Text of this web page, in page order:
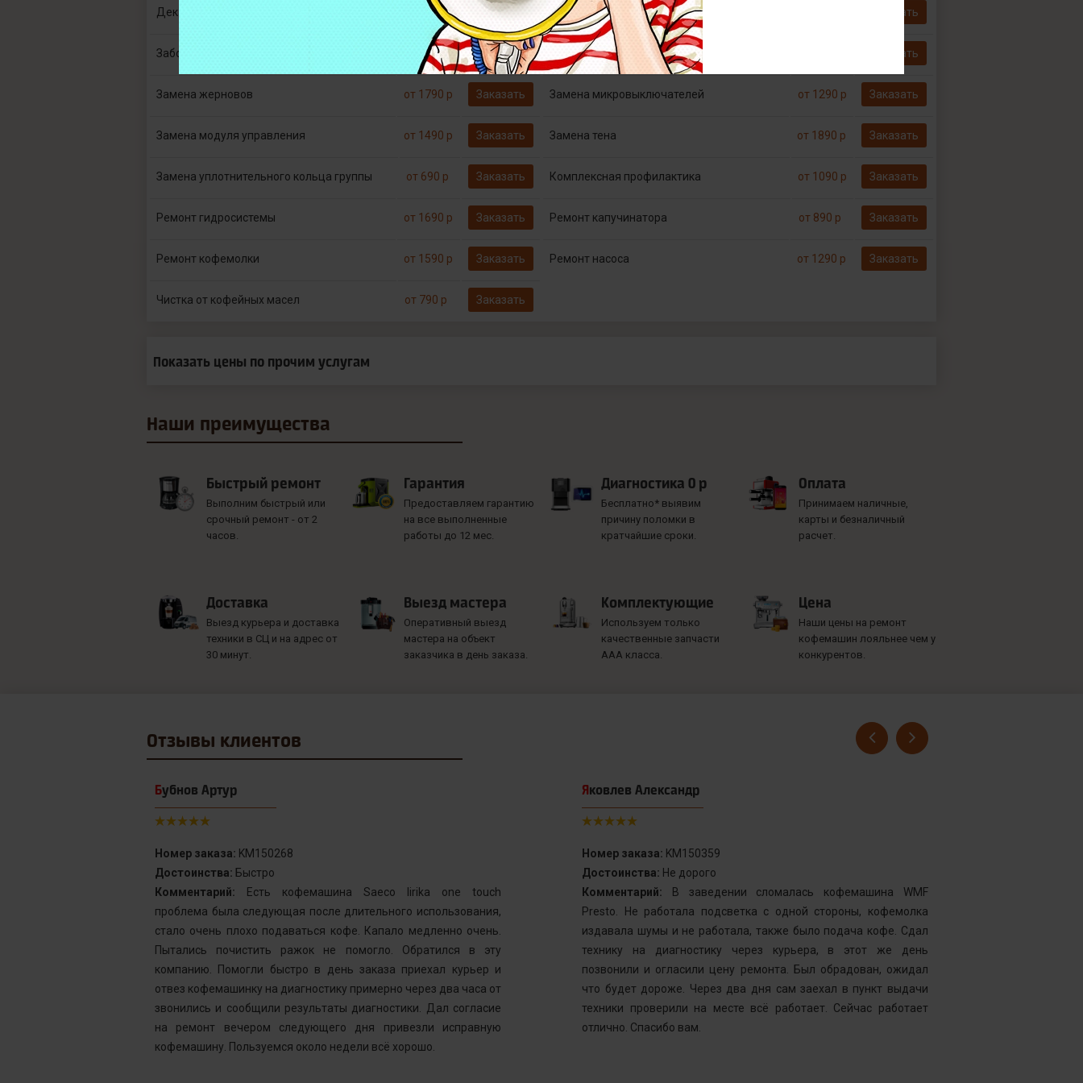
Декальцинация от 790 р Заказать Декофенация Заказать
Забор кофемашины в сервис Бесплатно* Заказать Диагностика Заказать
Замена жерновов от 1790 р Заказать Замена микровыключателей от 1290 р Заказать
Замена модуля управления от 1490 р Заказать Замена тена от 1890 р Заказать
Замена уплотнительного кольца группы от 690 р Заказать Комплексная профилактика от 1090 р Заказать
Ремонт гидросистемы от 1690 р Заказать Ремонт капучинатора от 890 р Заказать
Ремонт кофемолки от 1590 р Заказать Ремонт насоса от 1290 р Заказать
Чистка от кофейных масел от 790 р Заказать
Показать цены по прочим услугам
Наши преимущества
Быстрый ремонт
Выполним быстрый или
срочный ремонт - от 2
часов.
Гарантия
Предоставляем гарантию
на все выполненные
работы до 12 мес.
Диагностика 0 р
Бесплатно* выявим
причину поломки в
кратчайшие сроки.
Оплата
Принимаем наличные,
карты и безналичный
расчет.
Доставка
Выезд курьера и доставка
техники в СЦ и на адрес от
30 минут.
Выезд мастера
Оперативный выезд
мастера на объект
заказчика в день заказа.
Комплектующие
Используем только
качественные запчасти
ААА класса.
Цена
Наши цены на ремонт
кофемашин лояльнее чем у
конкурентов.
Отзывы клиентов
Бубнов Артур
Номер заказа: KM150268
Достоинства: Быстро
Комментарий: Есть кофемашина Saeco lirika one touch
проблема была следующая после длительного использования,
стало очень плохо подаваться кофе. Капало медленно очень.
Пытались почистить ражок не помогло. Обратился в эту
компанию. Помогли быстро в день заказа приехал курьер и
отвез кофемашинку на диагностику примерно через два часа от
звонились и сообщили результаты диагностики. Дал согласие
на ремонт вечером следующего дня привезли исправную
кофемашину. Пользуемся около недели всё хорошо.
Яковлев Александр
Номер заказа: KM150359
Достоинства: Не дорого
Комментарий: В заведении сломалась кофемашина WMF
Presto. Не работала подсветка с одной стороны, кофемолка
издавала шумы и не работала, также было подача кофе. Сдал
технику на диагностику через курьера, в этот же день
позвонили и огласили цену ремонта. Был обрадован, ожидал
что будет дороже. Через два дня сам заехал в пункт выдачи
техники проверили на месте всё работает. Сейчас работает
отлично. Спасибо вам.